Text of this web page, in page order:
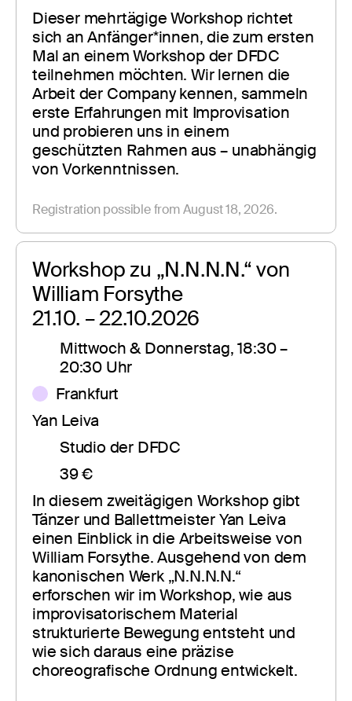
Dieser mehrtägige Workshop richtet
sich an Anfänger*innen, die zum ersten
Mal an einem Workshop der DFDC
teilnehmen möchten. Wir lernen die
Arbeit der Company kennen, sammeln
erste Erfahrungen mit Improvisation
und probieren uns in einem
geschützten Rahmen aus – unabhängig
von Vorkenntnissen.
Registration possible from August 18, 2026.
Workshop zu „N.N.N.N.“ von
William Forsythe
21.10. – 22.10.2026
Mittwoch & Donnerstag, 18:30 –
20:30 Uhr
Frankfurt
Yan Leiva
Studio der DFDC
39 €
In diesem zweitägigen Workshop gibt
Tänzer und Ballettmeister Yan Leiva
einen Einblick in die Arbeitsweise von
William Forsythe. Ausgehend von dem
kanonischen Werk „N.N.N.N.“
erforschen wir im Workshop, wie aus
improvisatorischem Material
strukturierte Bewegung entsteht und
wie sich daraus eine präzise
choreografische Ordnung entwickelt.